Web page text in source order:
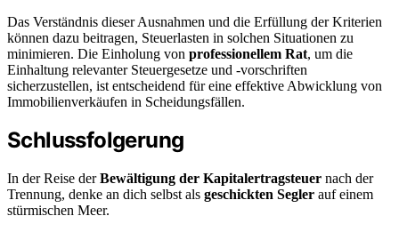
Das Verständnis dieser Ausnahmen und die Erfüllung der Kriterien
können dazu beitragen, Steuerlasten in solchen Situationen zu
minimieren. Die Einholung von professionellem Rat, um die
Einhaltung relevanter Steuergesetze und -vorschriften
sicherzustellen, ist entscheidend für eine effektive Abwicklung von
Immobilienverkäufen in Scheidungsfällen.
Schlussfolgerung
In der Reise derBewältigung der Kapitalertragsteuer nach der
Trennung, denke an dich selbst als geschickten Segler auf einem
stürmischen Meer.